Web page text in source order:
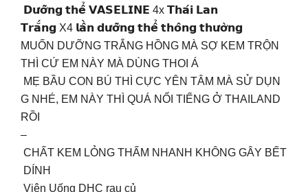
𝗗𝘂̛𝗼̛̃𝗻𝗴 𝘁𝗵𝗲̂̉ 𝗩𝗔𝗦𝗘𝗟𝗜𝗡𝗘 4x 𝗧𝗵𝗮́𝗶 𝗟𝗮𝗻
𝗧𝗿𝗮̆́𝗻𝗴 X4 𝗹𝗮̂̀𝗻 𝗱𝘂̛𝗼̛̃𝗻𝗴 𝘁𝗵𝗲̂̉ 𝘁𝗵𝗼̂𝗻𝗴 𝘁𝗵𝘂̛𝗼̛̀𝗻𝗴
MUỐN DƯỠNG TRẮNG HỒNG MÀ SỢ KEM TRỘN
THÌ CỨ EM NÀY MÀ DÙNG THOI Á
MẸ BẦU CON BÚ THÌ CỰC YÊN TÂM MÀ SỬ DỤN
G NHÉ, EM NÀY THÌ QUÁ NỔI TIẾNG Ở THAILAND
RỒI
–
CHẤT KEM LỎNG THẤM NHANH KHÔNG GÂY BẾT
DÍNH
Viên Uống DHC rau củ